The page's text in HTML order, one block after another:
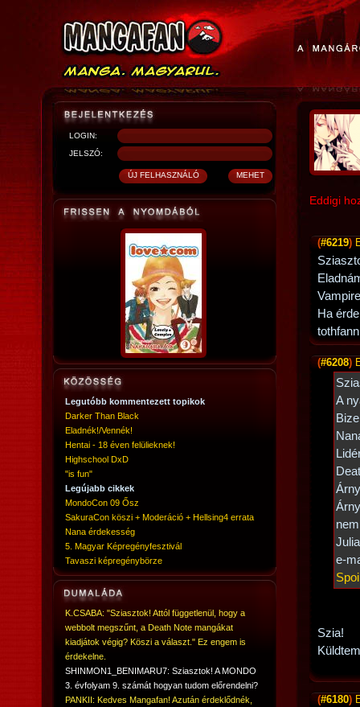
LOGIN:
JELSZÓ:
Legutóbb kommentezett topikok
Darker Than Black
Eladnék!/Vennék!
Hentai - 18 éven felülieknek!
Highschool DxD
"is fun"
Legújabb cikkek
MondoCon 09 Ősz
SakuraCon köszi + Moderáció + Hellsing4 errata
Nana érdekesség
5. Magyar Képregényfesztivál
Tavaszi képregénybörze
K.CSABA: "Sziasztok! Attól függetlenül, hogy a
webbolt megszűnt, a Death Note mangákat
kiadjátok végig? Köszi a választ." Ez engem is
érdekelne.
SHINMON1_BENIMARU7: Sziasztok! A MONDO
3. évfolyam 9. számát hogyan tudom előrendelni?
PANKII: Kedves Mangafan! Azután érdeklődnék,
Eddigi
(#6219)
Ha
(#6208)
A
e-
Szia!
(#6180)